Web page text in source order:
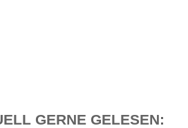
GERNE GELESEN: